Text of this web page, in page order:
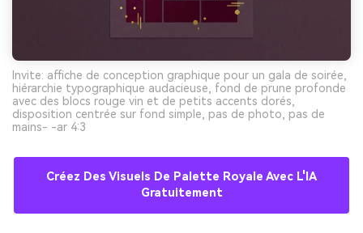
Invite: affiche de conception graphique pour un gala de soirée,
hiérarchie typographique audacieuse, fond de prune profonde
avec des blocs rouge vin et de petits accents dorés,
disposition centrée sur fond simple, pas de photo, pas de
mains- -ar 4:3
Créez Des Visuels De Palette Royale Avec L'IA
Gratuitement